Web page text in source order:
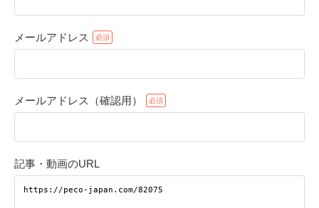
メールアドレス
メールアドレス（確認用）
記事・動画のURL
アプリで開く